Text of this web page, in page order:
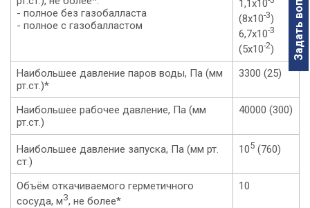
Задать вопрос
- полное без газобалласта
- полное с газобалластом
1,1х10
(8х10-3)
6,7х10-3
(5х10-2)
Наибольшее давление паров воды, Па (мм
рт.ст.)*
3300 (25)
Наибольшее рабочее давление, Па (мм
рт.ст.)
40000 (300)
Наибольшее давление запуска, Па (мм рт.
ст.)
105 (760)
Объём откачиваемого герметичного
сосуда, мЗ, не более*
10